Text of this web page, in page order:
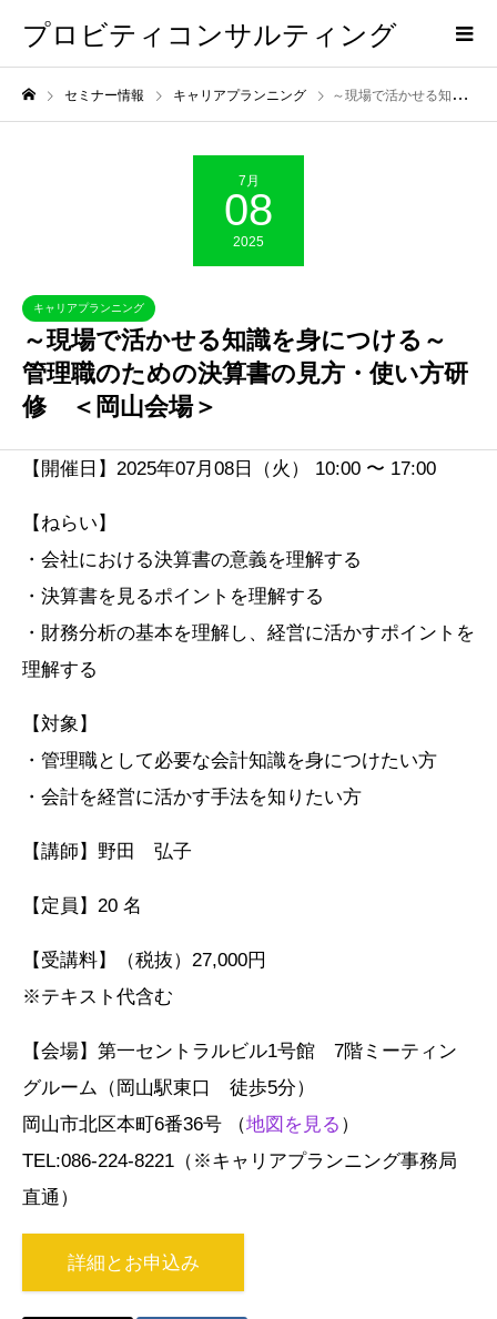
プロビティコンサルティング
セミナー情報 キャリアプランニング ～現場で活かせる知識を身につける～ 管理職のための決算書の見方・使い方研修 ＜岡山会場＞
7月
08
2025
キャリアプランニング
～現場で活かせる知識を身につける～
管理職のための決算書の見方・使い方研
修 ＜岡山会場＞
【開催日】2025年07月08日（火） 10:00 〜 17:00
【ねらい】
・会社における決算書の意義を理解する
・決算書を見るポイントを理解する
・財務分析の基本を理解し、経営に活かすポイントを
理解する
【対象】
・管理職として必要な会計知識を身につけたい方
・会計を経営に活かす手法を知りたい方
【講師】野田 弘子
【定員】20 名
【受講料】（税抜）27,000円
※テキスト代含む
【会場】第一セントラルビル1号館 7階ミーティン
グルーム（岡山駅東口 徒歩5分）
岡山市北区本町6番36号 （地図を見る ）
TEL:086-224-8221（※キャリアプランニング事務局
直通）
詳細とお申込み